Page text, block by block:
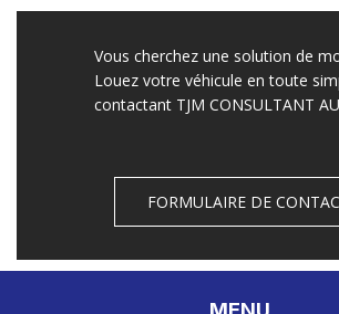
Vous cherchez une solution de
Louez votre véhicule en toute
contactant TJM CONSULTANT
FORMULAIRE DE